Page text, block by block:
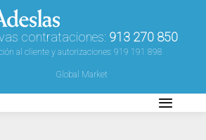
contrataciones: 913 270 850
al cliente y autorizaciones: 919 191 898
Global Market